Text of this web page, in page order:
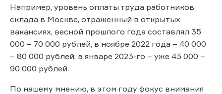
Например, уровень оплаты труда работников
склада в Москве, отраженный в открытых
вакансиях, весной прошлого года составлял 35
000 – 70 000 рублей, в ноябре 2022 года – 40 000
– 80 000 рублей, в январе 2023-го – уже 43 000 –
90 000 рублей.
По нашему мнению, в этом году фокус внимания